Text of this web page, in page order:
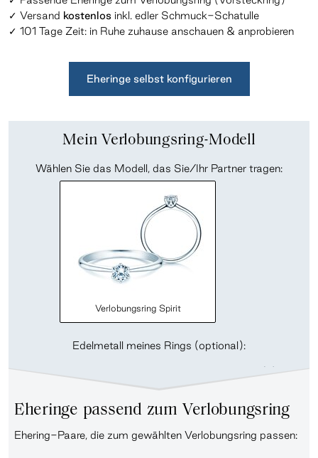
✓ Versand kostenlos inkl. edler Schmuck-Schatulle
✓ 101 Tage Zeit: in Ruhe zuhause anschauen & anprobieren
Eheringe selbst konfigurieren
Mein Verlobungsring-Modell
Wählen Sie das Modell, das Sie/Ihr Partner tragen:
Verlobungsring Spirit
Edelmetall meines Rings (optional):
Eheringe passend zum Verlobungsring
Ehering-Paare, die zum gewählten Verlobungsring passen: